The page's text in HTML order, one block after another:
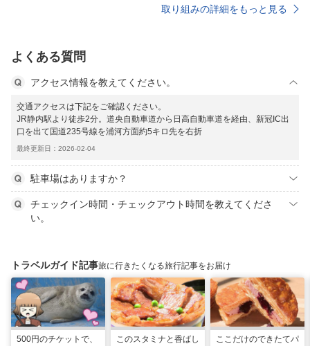
取り組みの詳細をもっと見る
よくある質問
アクセス情報を教えてください。
交通アクセスは下記をご確認ください。
JR静内駅より徒歩2分。道央自動車道から日高自動車道を経由、新冠IC出
口を出て国道235号線を浦河方面約5キロ先を右折
最終更新日：2026-02-04
駐車場はありますか？
チェックイン時間・チェックアウト時間を教えてくださ
い。
トラベルガイド記事旅に行きたくなる旅行記事をお届け
500円のチケットで、
このスタミナと香ばし
ここだけのできたてパ